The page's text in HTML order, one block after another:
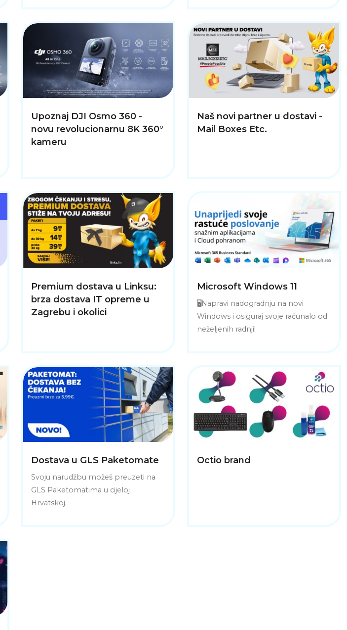
Upoznaj DJI Osmo 360 -
novu revolucionarnu 8K 360°
kameru
Naš novi partner u dostavi -
Mail Boxes Etc.
Premium dostava u Linksu:
brza dostava IT opreme u
Zagrebu i okolici
Microsoft Windows 11
🖥️Napravi nadogradnju na novi
Windows i osiguraj svoje računalo od
neželjenih radnji!
Dostava u GLS Paketomate
Svoju narudžbu možeš preuzeti na
GLS Paketomatima u cijeloj
Hrvatskoj.
Octio brand